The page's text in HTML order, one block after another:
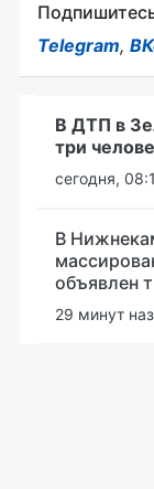
Telegram,
В ДТП в
три
сегодня,
В
объявлен
29 минут